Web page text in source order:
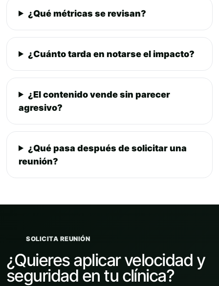
¿Qué métricas se revisan?
¿Cuánto tarda en notarse el impacto?
¿El contenido vende sin parecer
agresivo?
¿Qué pasa después de solicitar una
reunión?
SOLICITA REUNIÓN
¿Quieres aplicar velocidad y
seguridad en tu clínica?